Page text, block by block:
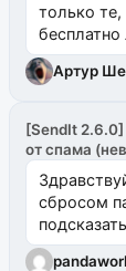
только те,
Артур
[SendIt
от спама
сбросом